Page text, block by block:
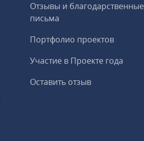
Отзывы и благодарственные
письма
Портфолио проектов
Участие в Проекте года
Оставить отзыв